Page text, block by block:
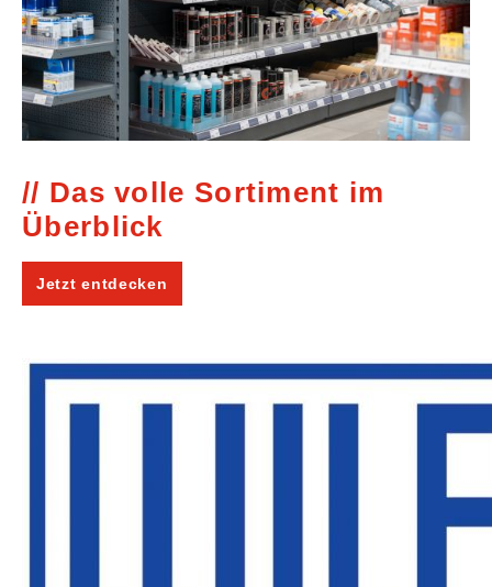
Das volle Sortiment im
Überblick
Jetzt entdecken